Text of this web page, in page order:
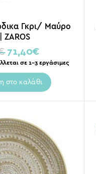
Γκρι/ Μαύρο
ZAROS
71,40€
σε 1-3 εργάσιμες
στο καλάθι